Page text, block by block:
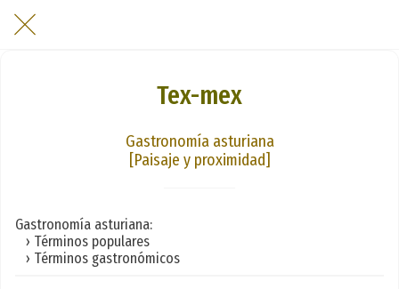
Tex-mex
Gastronomía asturiana
[Paisaje y proximidad]
Gastronomía asturiana:
› Términos populares
› Términos gastronómicos